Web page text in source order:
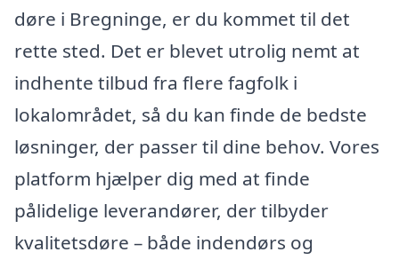
døre i Bregninge, er du kommet til det
rette sted. Det er blevet utrolig nemt at
indhente tilbud fra flere fagfolk i
lokalområdet, så du kan finde de bedste
løsninger, der passer til dine behov. Vores
platform hjælper dig med at finde
pålidelige leverandører, der tilbyder
kvalitetsdøre – både indendørs og